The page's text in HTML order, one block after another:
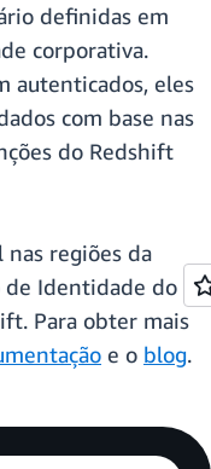
definidas em
corporativa.
autenticados, eles
com base nas
do Redshift
regiões da
de Identidade do
Para obter mais
e o blog.